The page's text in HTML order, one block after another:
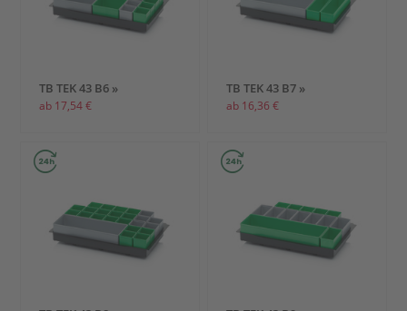
TB TEK 43 B6 »
ab 17,54 €
TB TEK 43 B7 »
ab 16,36 €